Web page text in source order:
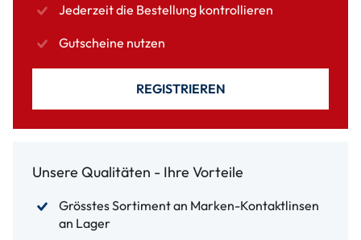
Jederzeit die Bestellung kontrollieren
Gutscheine nutzen
REGISTRIEREN
Unsere Qualitäten - Ihre Vorteile
Grösstes Sortiment an Marken-Kontaktlinsen
an Lager